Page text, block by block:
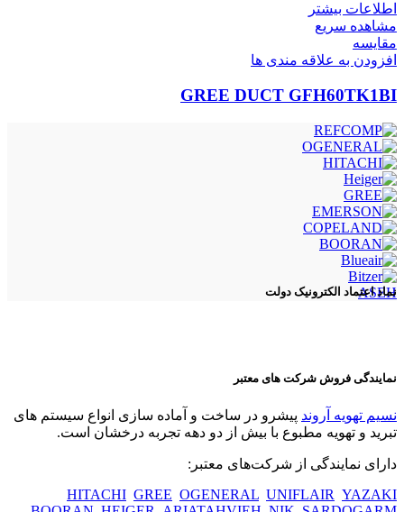
اطلاعات بیشتر
مشاهده سریع
مقایسه
افزودن به علاقه مندی ها
GREE DUCT GFH60TK1BI
ASEH
نماد اعتماد الکترونیک دولت
نمایندگی فروش شرکت های معتبر
نسیم تهویه آروند پیشرو در ساخت و آماده سازی انواع سیستم های
تبرید و تهویه مطبوع با بیش از دو دهه تجربه درخشان است.
دارای نمایندگی از شرکت‌های معتبر:
HITACHI GREE OGENERAL UNIFLAIR YAZAKI